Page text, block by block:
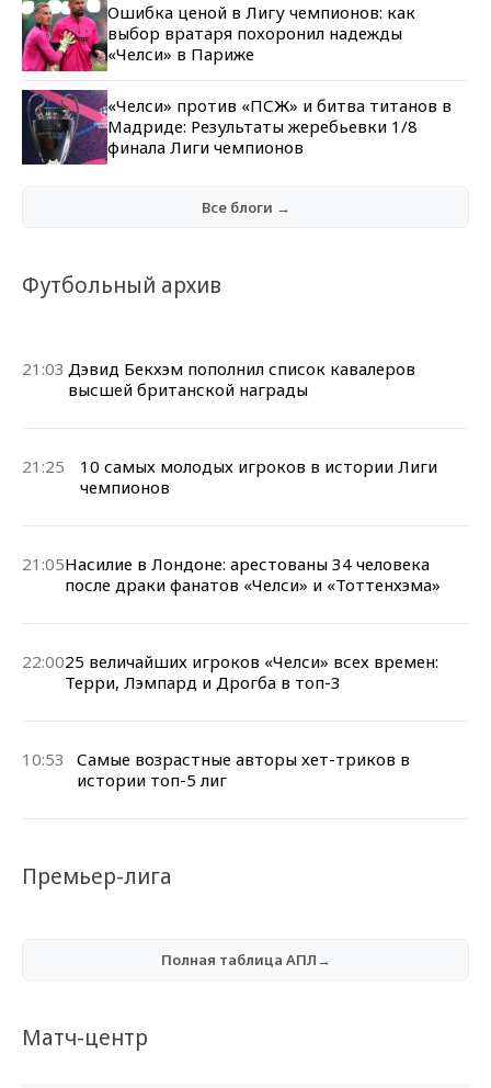
Ошибка ценой в Лигу чемпионов: как
выбор вратаря похоронил надежды
«Челси» в Париже
«Челси» против «ПСЖ» и битва титанов в
Мадриде: Результаты жеребьевки 1/8
финала Лиги чемпионов
Все блоги →
Футбольный архив
21:03 Дэвид Бекхэм пополнил список кавалеров
высшей британской награды
21:25
10 самых молодых игроков в истории Лиги
чемпионов
21:05Насилие в Лондоне: арестованы 34 человека
после драки фанатов «Челси» и «Тоттенхэма»
22:0025 величайших игроков «Челси» всех времен:
Терри, Лэмпард и Дрогба в топ-3
10:53
Самые возрастные авторы хет-триков в
истории топ-5 лиг
Премьер-лига
Полная таблица АПЛ→
Матч-центр